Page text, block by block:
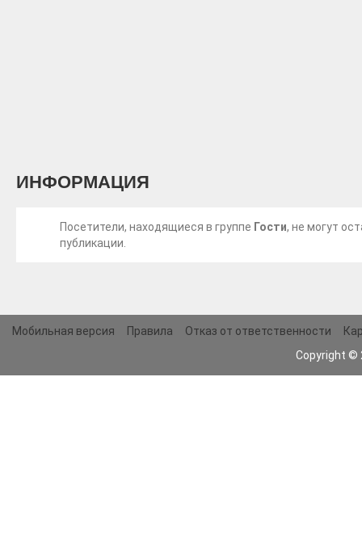
ИНФОРМАЦИЯ
Посетители, находящиеся в группе Гости, не могут
публикации.
Мобильная версия Правила Отказ от ответственности
Copyright ©